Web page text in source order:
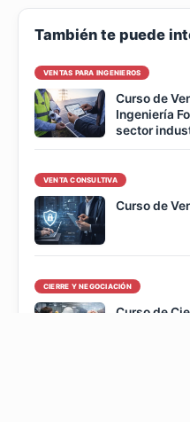
También te puede
VENTAS PARA INGENIEROS
Curso de
Ingeniería
sector
VENTA CONSULTIVA
Curso de
CIERRE Y NEGOCIACIÓN
Curso de